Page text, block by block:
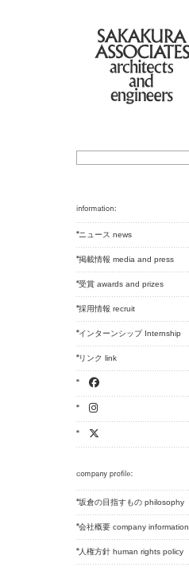
ニュース news
掲載情報 media and press
受賞 awards and prizes
採用情報 recruit
インターンシップ Internship
リンク link
坂倉の目指すもの philosophy
会社概要 company information
人権方針 human rights policy